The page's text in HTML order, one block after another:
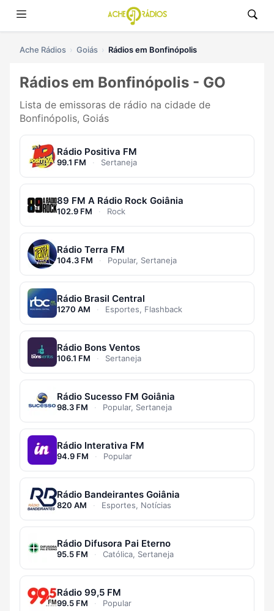
Ache Rádios Goiás Rádios em Bonfinópolis
Rádios em Bonfinópolis - GO
Lista de emissoras de rádio na cidade de
Bonfinópolis, Goiás
Rádio Positiva FM
99.1 FM · Sertaneja
89 FM A Rádio Rock Goiânia
102.9 FM · Rock
Rádio Terra FM
104.3 FM · Popular, Sertaneja
Rádio Brasil Central
1270 AM · Esportes, Flashback
Rádio Bons Ventos
106.1 FM · Sertaneja
Rádio Sucesso FM Goiânia
98.3 FM · Popular, Sertaneja
Rádio Interativa FM
94.9 FM · Popular
Rádio Bandeirantes Goiânia
820 AM · Esportes, Notícias
Rádio Difusora Pai Eterno
95.5 FM · Católica, Sertaneja
Rádio 99,5 FM
99.5 FM · Popular